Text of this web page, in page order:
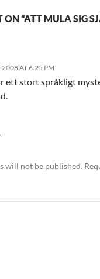
“ATT MULA SIG
AT 6:25 PM
ett stort språkligt
will not be published.